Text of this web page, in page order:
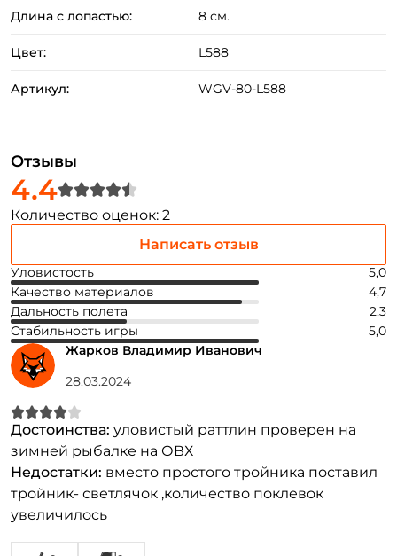
Длина с лопастью: 8 см.
Цвет: L588
Артикул: WGV-80-L588
Отзывы
4.4
Количество оценок: 2
Написать отзыв
Уловистость
5,0
Качество материалов
4,7
Дальность полета
2,3
Стабильность игры
5,0
Жарков Владимир Иванович
28.03.2024
Достоинства: уловистый раттлин проверен на
зимней рыбалке на ОВХ
Недостатки: вместо простого тройника поставил
тройник- светлячок ,количество поклевок
увеличилось
Создать аккаунт
ФИО: *
Email: *